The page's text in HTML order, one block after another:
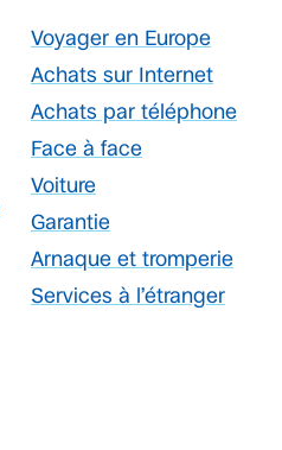
Voyager en Europe
Achats sur Internet
Achats par téléphone
Face à face
Voiture
Garantie
Arnaque et tromperie
Services à l’étranger